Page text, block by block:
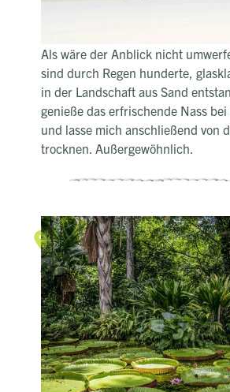
Als wäre der Anblick nicht
sind durch Regen hunderte,
in der Landschaft aus Sand
genieße das erfrischende Nass bei
und lasse mich anschließend von
trocknen. Außergewöhnlich.
Amazonas
Die Mutter der
Rosa Delfine schwimmen im Fluss,
der Pfeilgiftfrosch trägt seine
Im Almendrobaum frisst der Ara
unten am Boden windet sich die
durchs Moor.
Stolz trägt der Jaguar sein